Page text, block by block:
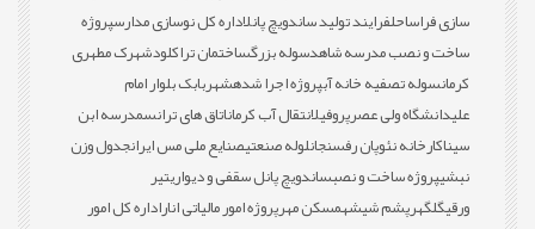
سازی فراساحلفرایند تولید ساندویچ پانلاداره کل نوسازی مدارسپروژه
ساخت و نصب مدرسه شاهدسوله بزرگساختمان تراکلودشهرک مطهری
کرمانسوله تصفیه خانه آبپروژه اجرا شدهشهربابک بلوار امام
علیدانشگاه ولی عصرپروفیلانتقال آب کرماناتاق های ترانسمدرسه ابن
سیناکارخانه نئوپان رفسنجانلوله صنعتیصنایع ملی مس ایرانجدول وزن
نبشیپروژه ساخت و نصبساندویچ پانل سقفی و دیواریتیر
ورقیگلگهرپشم شیشهمسکن مهرپروژه امور مالیاتی اناراداره کل امور